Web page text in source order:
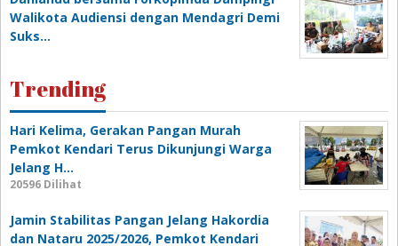
Walikota Audiensi dengan Mendagri Demi
Suks…
Trending
Hari Kelima, Gerakan Pangan Murah
Pemkot Kendari Terus Dikunjungi Warga
Jelang H…
20596 Dilihat
Jamin Stabilitas Pangan Jelang Hakordia
dan Nataru 2025/2026, Pemkot Kendari